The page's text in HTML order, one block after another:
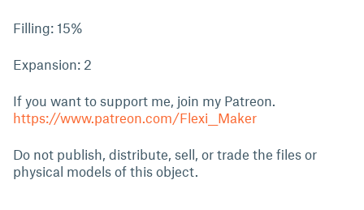
Filling: 15%
Expansion: 2
If you want to support me, join my Patreon.
https://www.patreon.com/Flexi__Maker
Do not publish, distribute, sell, or trade the files or
physical models of this object.